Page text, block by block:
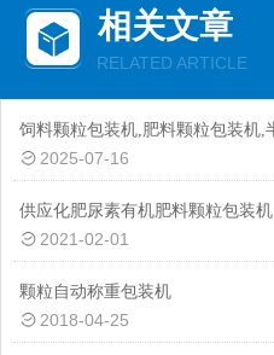
相关文章
RELATED ARTICLE
2025-07-16
供应化肥尿素有机肥料颗粒包装机
2021-02-01
颗粒自动称重包装机
2018-04-25